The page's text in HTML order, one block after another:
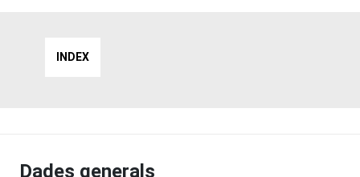
INDEX
Dades generals